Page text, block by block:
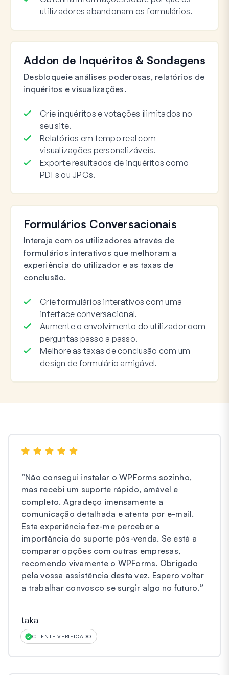
utilizadores abandonam os formulários.
Addon de Inquéritos & Sondagens
Desbloqueie análises poderosas, relatórios de
inquéritos e visualizações.
Crie inquéritos e votações ilimitados no
seu site.
Relatórios em tempo real com
visualizações personalizáveis.
Exporte resultados de inquéritos como
PDFs ou JPGs.
Formulários Conversacionais
Interaja com os utilizadores através de
formulários interativos que melhoram a
experiência do utilizador e as taxas de
conclusão.
Crie formulários interativos com uma
interface conversacional.
Aumente o envolvimento do utilizador com
perguntas passo a passo.
Melhore as taxas de conclusão com um
design de formulário amigável.
“Não consegui instalar o WPForms sozinho,
mas recebi um suporte rápido, amável e
completo. Agradeço imensamente a
comunicação detalhada e atenta por e-mail.
Esta experiência fez-me perceber a
importância do suporte pós-venda. Se está a
comparar opções com outras empresas,
recomendo vivamente o WPForms. Obrigado
pela vossa assistência desta vez. Espero voltar
a trabalhar convosco se surgir algo no futuro.”
taka
CLIENTE VERIFICADO